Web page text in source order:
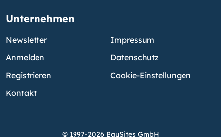
Unternehmen
Newsletter
Anmelden
Registrieren
Kontakt
Impressum
Datenschutz
Cookie-Einstellungen
© 1997-2026 BauSites GmbH